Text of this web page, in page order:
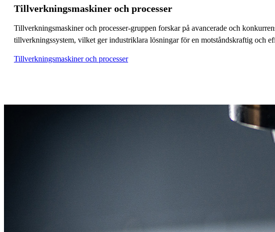
Tillverkningsmaskiner och processer
Tillverkningsmaskiner och processer-gruppen forskar på avancerade och
tillverkningssystem, vilket ger industriklara lösningar för en motståndskraftig och
Tillverkningsmaskiner och processer